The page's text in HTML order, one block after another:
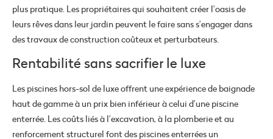
plus pratique. Les propriétaires qui souhaitent créer l’oasis de
leurs rêves dans leur jardin peuvent le faire sans s’engager dans
des travaux de construction coûteux et perturbateurs.
Rentabilité sans sacrifier le luxe
Les piscines hors-sol de luxe offrent une expérience de baignade
haut de gamme à un prix bien inférieur à celui d’une piscine
enterrée. Les coûts liés à l’excavation, à la plomberie et au
renforcement structurel font des piscines enterrées un